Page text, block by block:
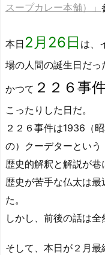
スープカレー本舗）」
本日2月26日 は、
場の人間の誕生日だっ
かつて ２２６事
こったりした日だ。
２２６事件は1936（
の）クーデターという
歴史的解釈と解説が巷
歴史が苦手な仏太は
た。
しかし、前後の話は
そして、本日が２月最